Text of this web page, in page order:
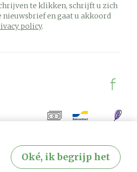
Oké, ik begrijp het
te klikken, schrijft u zich
nieuwsbrief en gaat u akkoord
policy.